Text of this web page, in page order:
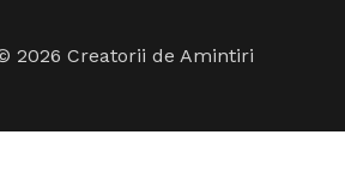
2026 Creatorii de Amintiri